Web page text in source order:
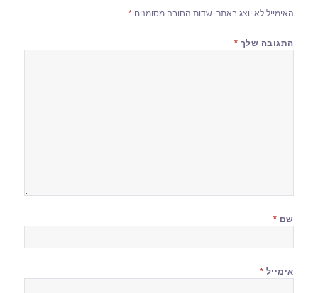
האימייל לא יוצג באתר. שדות החובה מסומנים*
התגובה שלך *
שם *
אימייל *